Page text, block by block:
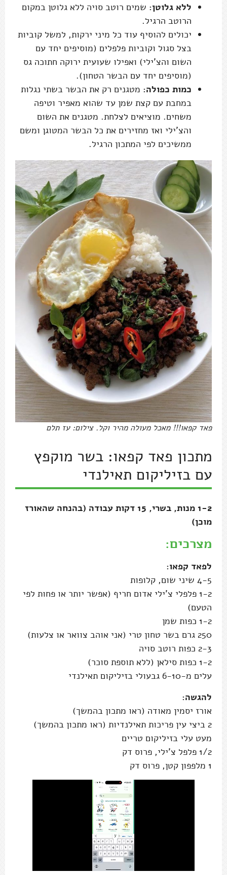
ללא גלוטן: שמים רוטב סויה ללא גלוטן במקום
הרוטב הרגיל.
יכולים להוסיף עוד כל מיני ירקות, למשל קוביות
בצל סגול וקוביות פלפלים (מוסיפים יחד עם
השום והצ'ילי) ואפילו שעועית ירוקה חתוכה גס
(מוסיפים יחד עם הבשר הטחון).
כמות כפולה: מטגנים רק את הבשר בשתי נגלות
במחבת עם קצת שמן עד שהוא מאפיר וטיפה
משחים. מוציאים לצלחת. מטגנים את השום
והצ'ילי ואז מחזירים את כל הבשר המטוגן ומשם
ממשיכים לפי המתכון הרגיל.
פאד קפאו!!! מאכל מעולה מהיר וקל. צילום: עז תלם
מתכון פאד קפאו: בשר מוקפץ
עם בזיליקום תאילנדי
1-2 מנות, בשרי, 15 דקות עבודה (בהנחה שהאורז
מוכן)
מצרכים:
לפאד קפאו:
4-5 שיני שום, קלופות
1-2 פלפלי צ'ילי אדום חריף (אפשר יותר או פחות לפי
הטעם)
1-2 כפות שמן
250 גרם בשר טחון טרי (אני אוהב צוואר או צלעות)
2-3 כפות רוטב סויה
1-2 כפות סילאן (ללא תוספת סוכר)
עלים מ-6-10 גבעולי בזיליקום תאילנדי
להגשה:
אורז יסמין מאודה (ראו מתכון בהמשך)
2 ביצי עין פריכות תאילנדיות (ראו מתכון בהמשך)
מעט עלי בזיליקום טריים
1/2 פלפל צ'ילי, פרוס דק
1 מלפפון קטן, פרוס דק